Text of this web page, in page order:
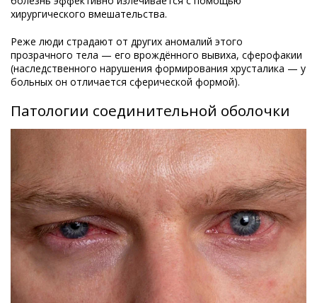
хирургического вмешательства.
Реже люди страдают от других аномалий этого
прозрачного тела — его врождённого вывиха, сферофакии
(наследственного нарушения формирования хрусталика — у
больных он отличается сферической формой).
Патологии соединительной оболочки